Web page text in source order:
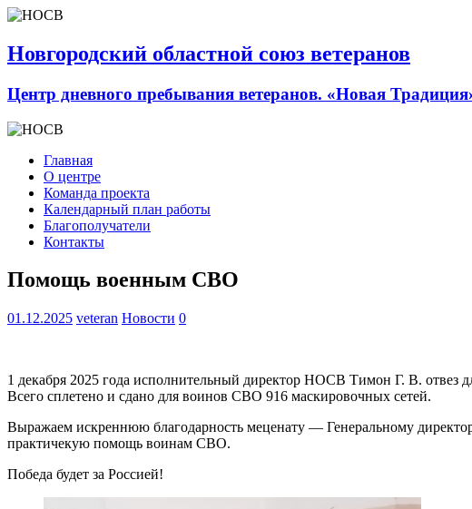
Новгородский областной союз ветеранов
Центр дневного пребывания ветеранов. «Новая
Главная
О центре
Команда проекта
Календарный план работы
Благополучатели
Контакты
Помощь военным СВО
01.12.2025 veteran Новости 0
1 декабря 2025 года исполнительный директор НОСВ Тимон Г. В. отвез
Всего сплетено и сдано для воинов СВО 916 маскировочных сетей.
Выражаем искреннюю благодарность меценату — Генеральному
практичекую помощь воинам СВО.
Победа будет за Россией!